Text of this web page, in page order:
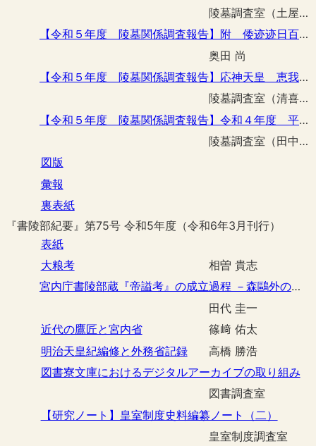
陵墓調査室（土屋 隆史 田中 詢弥）
【令和５年度 陵墓関係調査報告】附 倭迹迹日百襲媛命 大市墓出土の石材と土器片に含まれる砂礫
奥田 尚
【令和５年度 陵墓関係調査報告】応神天皇 恵我藻伏崗陵の採集品について
陵墓調査室（清喜 裕二）
【令和５年度 陵墓関係調査報告】令和４年度 平城天皇 楊梅陵コンクリートブロック塀改修その他工事に伴う立会調査
陵墓調査室（田中 詢弥 有馬 伸）
図版
彙報
裏表紙
『書陵部紀要』第75号 令和5年度（令和6年3月刊行）
表紙
大粮考
相曽 貴志
宮内庁書陵部蔵『帝謚考』の成立過程 －森鷗外の書き込みをもとに－
田代 圭一
近代の鷹匠と宮内省
篠﨑 佑太
明治天皇紀編修と外務省記録
高橋 勝浩
図書寮文庫におけるデジタルアーカイブの取り組み
図書調査室
【研究ノート】皇室制度史料編纂ノート（二）
皇室制度調査室